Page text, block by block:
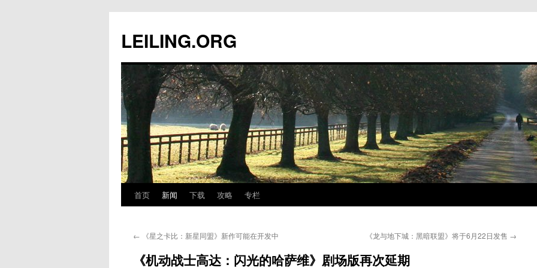
文
LEILING.ORG
首页 新闻 下载 攻略 专栏
← 《星之卡比：新星同盟》新作可能在开发中 《龙与地下城：黑暗联盟》将于6月22日发售 →
《机动战士高达：闪光的哈萨维》剧场版再次延期